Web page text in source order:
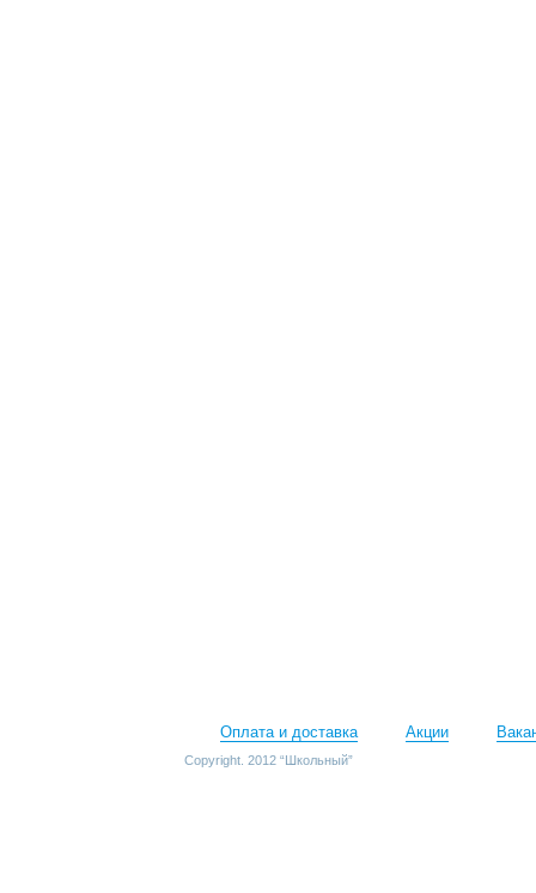
Оплата и доставка Акции
Copyright. 2012 “Школьный”